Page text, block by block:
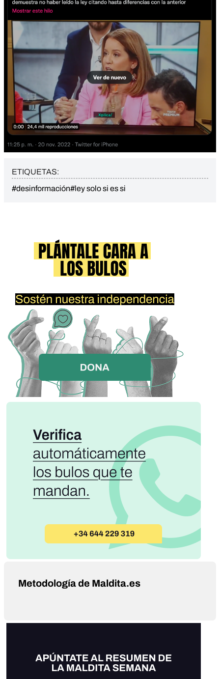
ETIQUETAS:
#desinformación#ley solo si es si
Metodología de Maldita.es